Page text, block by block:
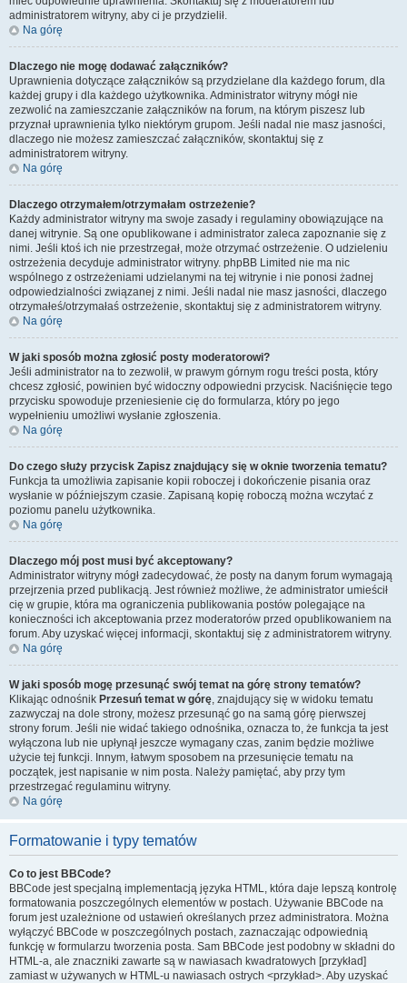
administratorem witryny, aby ci je przydzielił.
Na górę
Dlaczego nie mogę dodawać załączników?
Uprawnienia dotyczące załączników są przydzielane dla każdego forum, dla
każdej grupy i dla każdego użytkownika. Administrator witryny mógł nie
zezwolić na zamieszczanie załączników na forum, na którym piszesz lub
przyznał uprawnienia tylko niektórym grupom. Jeśli nadal nie masz jasności,
dlaczego nie możesz zamieszczać załączników, skontaktuj się z
administratorem witryny.
Na górę
Dlaczego otrzymałem/otrzymałam ostrzeżenie?
Każdy administrator witryny ma swoje zasady i regulaminy obowiązujące na
danej witrynie. Są one opublikowane i administrator zaleca zapoznanie się z
nimi. Jeśli ktoś ich nie przestrzegał, może otrzymać ostrzeżenie. O udzieleniu
ostrzeżenia decyduje administrator witryny. phpBB Limited nie ma nic
wspólnego z ostrzeżeniami udzielanymi na tej witrynie i nie ponosi żadnej
odpowiedzialności związanej z nimi. Jeśli nadal nie masz jasności, dlaczego
otrzymałeś/otrzymałaś ostrzeżenie, skontaktuj się z administratorem witryny.
Na górę
W jaki sposób można zgłosić posty moderatorowi?
Jeśli administrator na to zezwolił, w prawym górnym rogu treści posta, który
chcesz zgłosić, powinien być widoczny odpowiedni przycisk. Naciśnięcie tego
przycisku spowoduje przeniesienie cię do formularza, który po jego
wypełnieniu umożliwi wysłanie zgłoszenia.
Na górę
Do czego służy przycisk Zapisz znajdujący się w oknie tworzenia tematu?
Funkcja ta umożliwia zapisanie kopii roboczej i dokończenie pisania oraz
wysłanie w późniejszym czasie. Zapisaną kopię roboczą można wczytać z
poziomu panelu użytkownika.
Na górę
Dlaczego mój post musi być akceptowany?
Administrator witryny mógł zadecydować, że posty na danym forum wymagają
przejrzenia przed publikacją. Jest również możliwe, że administrator umieścił
cię w grupie, która ma ograniczenia publikowania postów polegające na
konieczności ich akceptowania przez moderatorów przed opublikowaniem na
forum. Aby uzyskać więcej informacji, skontaktuj się z administratorem witryny.
Na górę
W jaki sposób mogę przesunąć swój temat na górę strony tematów?
Klikając odnośnik Przesuń temat w górę, znajdujący się w widoku tematu
zazwyczaj na dole strony, możesz przesunąć go na samą górę pierwszej
strony forum. Jeśli nie widać takiego odnośnika, oznacza to, że funkcja ta jest
wyłączona lub nie upłynął jeszcze wymagany czas, zanim będzie możliwe
użycie tej funkcji. Innym, łatwym sposobem na przesunięcie tematu na
początek, jest napisanie w nim posta. Należy pamiętać, aby przy tym
przestrzegać regulaminu witryny.
Na górę
Formatowanie i typy tematów
Co to jest BBCode?
BBCode jest specjalną implementacją języka HTML, która daje lepszą kontrolę
formatowania poszczególnych elementów w postach. Używanie BBCode na
forum jest uzależnione od ustawień określanych przez administratora. Można
wyłączyć BBCode w poszczególnych postach, zaznaczając odpowiednią
funkcję w formularzu tworzenia posta. Sam BBCode jest podobny w składni do
HTML-a, ale znaczniki zawarte są w nawiasach kwadratowych [przykład]
zamiast w używanych w HTML-u nawiasach ostrych <przykład>. Aby uzyskać